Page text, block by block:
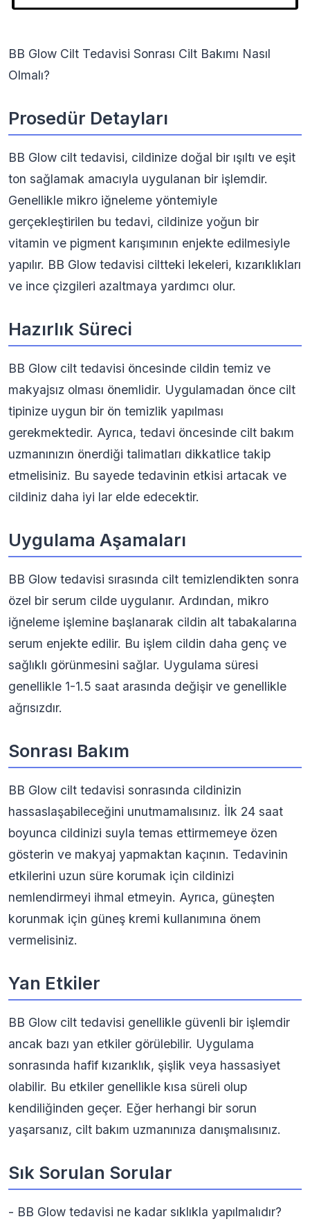
BB Glow Cilt Tedavisi Sonrası Cilt Bakımı Nasıl
Olmalı?
Prosedür Detayları
BB Glow cilt tedavisi, cildinize doğal bir ışıltı ve eşit
ton sağlamak amacıyla uygulanan bir işlemdir.
Genellikle mikro iğneleme yöntemiyle
gerçekleştirilen bu tedavi, cildinize yoğun bir
vitamin ve pigment karışımının enjekte edilmesiyle
yapılır. BB Glow tedavisi ciltteki lekeleri, kızarıklıkları
ve ince çizgileri azaltmaya yardımcı olur.
Hazırlık Süreci
BB Glow cilt tedavisi öncesinde cildin temiz ve
makyajsız olması önemlidir. Uygulamadan önce cilt
tipinize uygun bir ön temizlik yapılması
gerekmektedir. Ayrıca, tedavi öncesinde cilt bakım
uzmanınızın önerdiği talimatları dikkatlice takip
etmelisiniz. Bu sayede tedavinin etkisi artacak ve
cildiniz daha iyi lar elde edecektir.
Uygulama Aşamaları
BB Glow tedavisi sırasında cilt temizlendikten sonra
özel bir serum cilde uygulanır. Ardından, mikro
iğneleme işlemine başlanarak cildin alt tabakalarına
serum enjekte edilir. Bu işlem cildin daha genç ve
sağlıklı görünmesini sağlar. Uygulama süresi
genellikle 1-1.5 saat arasında değişir ve genellikle
ağrısızdır.
Sonrası Bakım
BB Glow cilt tedavisi sonrasında cildinizin
hassaslaşabileceğini unutmamalısınız. İlk 24 saat
boyunca cildinizi suyla temas ettirmemeye özen
gösterin ve makyaj yapmaktan kaçının. Tedavinin
etkilerini uzun süre korumak için cildinizi
nemlendirmeyi ihmal etmeyin. Ayrıca, güneşten
korunmak için güneş kremi kullanımına önem
vermelisiniz.
Yan Etkiler
BB Glow cilt tedavisi genellikle güvenli bir işlemdir
ancak bazı yan etkiler görülebilir. Uygulama
sonrasında hafif kızarıklık, şişlik veya hassasiyet
olabilir. Bu etkiler genellikle kısa süreli olup
kendiliğinden geçer. Eğer herhangi bir sorun
yaşarsanız, cilt bakım uzmanınıza danışmalısınız.
Sık Sorulan Sorular
- BB Glow tedavisi ne kadar sıklıkla yapılmalıdır?